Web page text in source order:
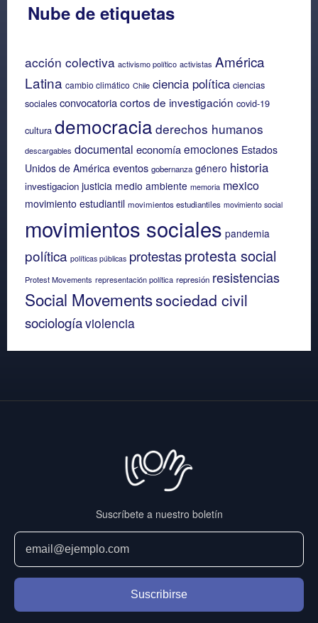
Nube de etiquetas
acción colectiva activismo político activistas América
Latina cambio climático Chile ciencia política ciencias
sociales convocatoriacortos de investigación covid-19
cultura democracia derechos humanos
descargables documental economíaemociones Estados
Unidos de América eventos gobernanza género historia
investigacion justicia medio ambiente memoria mexico
movimiento estudiantil movimientos estudiantiles movimiento social
movimientos sociales pandemia
política políticas públicas protestasprotesta social
Protest Movements representación política represión resistencias
Social Movementssociedad civil
sociologíaviolencia
Suscríbete a nuestro boletín
Suscribirse